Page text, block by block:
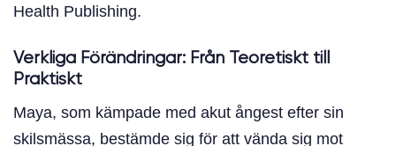
Health Publishing.
Verkliga Förändringar: Från Teoretiskt till
Praktiskt
Maya, som kämpade med akut ångest efter sin
skilsmässa, bestämde sig för att vända sig mot